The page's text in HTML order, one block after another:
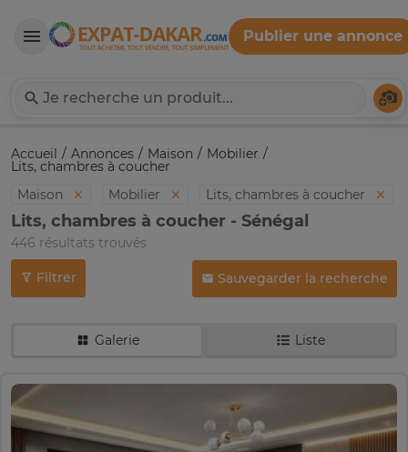
Expat-Dakar
Publier une annonce
Accueil Annonces Maison Mobilier
Lits, chambres à coucher
Maison
Mobilier Lits, chambres à coucher
Lits, chambres à coucher - Sénégal
446 résultats trouvés
Filtrer Sauvegarder la recherche
Galerie Liste